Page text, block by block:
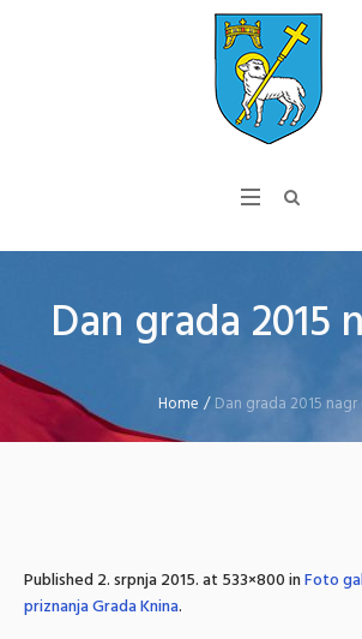
Dan grada 2015
Home /Dan grada 2015 nagr
Published2. srpnja 2015.at 533×800 inFoto
priznanja Grada Knina.